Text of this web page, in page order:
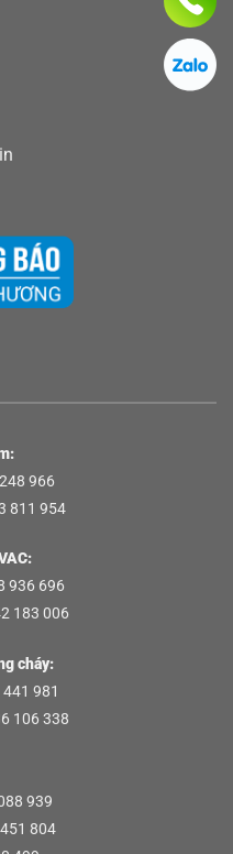
966
811 954
936 696
183 006
cháy:
981
106 338
939
804
tư vấn của Remak